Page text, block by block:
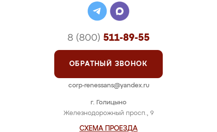
г. Голицыно
Железнодорожный просп., 9
СХЕМА ПРОЕЗДА
8 (800) 511-89-55
ОБРАТНЫЙ ЗВОНОК
corp-renessans@yandex.ru